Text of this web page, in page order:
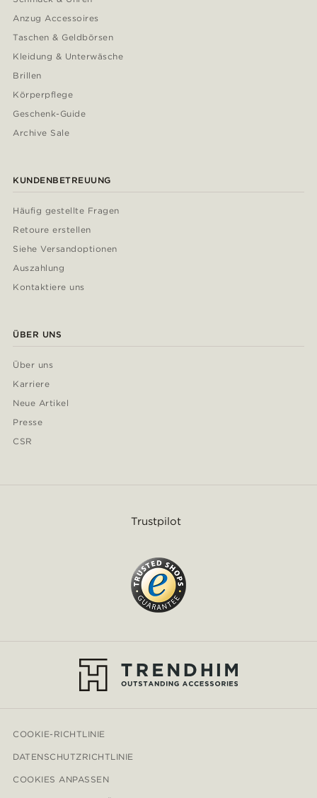
Anzug Accessoires
Taschen & Geldbörsen
Kleidung & Unterwäsche
Brillen
Körperpflege
Geschenk-Guide
Archive Sale
KUNDENBETREUUNG
Häufig gestellte Fragen
Retoure erstellen
Siehe Versandoptionen
Auszahlung
Kontaktiere uns
ÜBER UNS
Über uns
Karriere
Neue Artikel
Presse
CSR
Trustpilot
COOKIE-RICHTLINIE
DATENSCHUTZRICHTLINIE
COOKIES ANPASSEN